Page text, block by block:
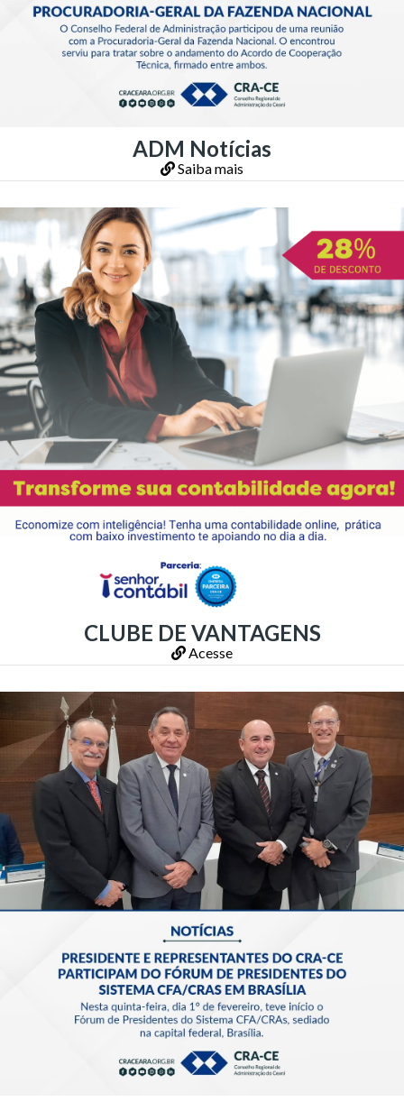
ADM Notícias
Saiba mais
CLUBE DE VANTAGENS
Acesse